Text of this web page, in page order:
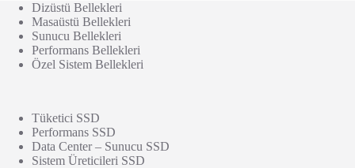
Dizüstü Bellekleri
Masaüstü Bellekleri
Sunucu Bellekleri
Performans Bellekleri
Özel Sistem Bellekleri
Tüketici SSD
Performans SSD
Data Center – Sunucu SSD
Sistem Üreticileri SSD